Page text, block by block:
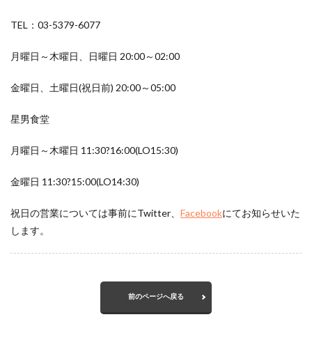
TEL：03-5379-6077
月曜日～木曜日、日曜日 20:00～02:00
金曜日、土曜日(祝日前) 20:00～05:00
星男食堂
月曜日～木曜日 11:30?16:00(LO15:30)
金曜日 11:30?15:00(LO14:30)
祝日の営業については事前にTwitter、 Facebookにてお知らせいた
します。
前のページへ戻る